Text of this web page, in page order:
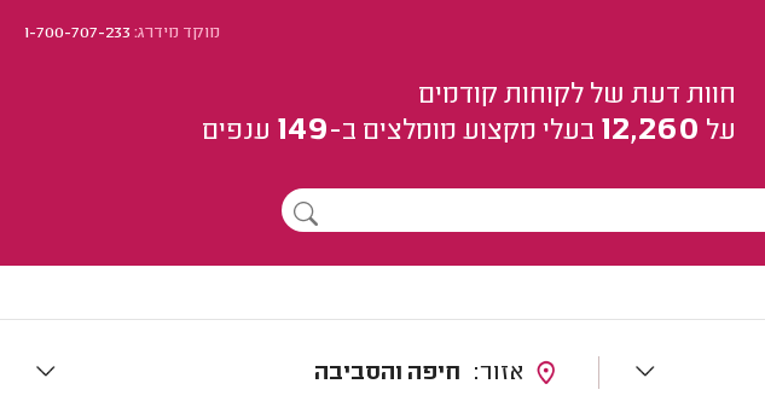
מוקד מידרג:1-700-707-233
חוות דעת של לקוחות קודמים
על 12,260 בעלי מקצוע מומלצים ב-149 ענפים
חיפה והסביבה